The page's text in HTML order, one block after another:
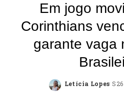
Em jogo
Corinthians
garante vaga
Posted
Letícia Lopes